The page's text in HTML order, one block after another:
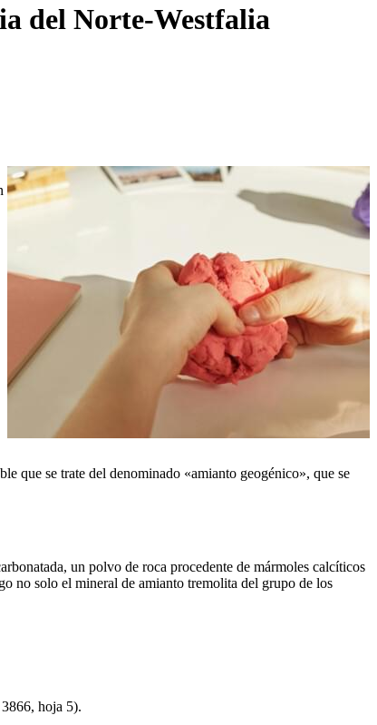
del Norte-Westfalia
que se trate del denominado «amianto geogénico», que se
un polvo de roca procedente de mármoles calcíticos
no solo el mineral de amianto tremolita del grupo de los
hoja 5).